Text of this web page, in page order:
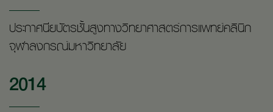
ประกาศนียบัตรชั้นสูงทางวิทยาศาสตร์การแพทย์คลินิก
จุฬาลงกรณ์มหาวิทยาลัย
2014